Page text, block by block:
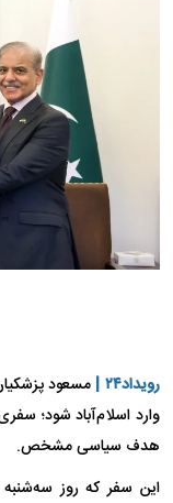
رویداد۲۴ |
مسعود
وارد اسلام‌آباد شود؛
هدف سیاسی مشخص.
این سفر که روز